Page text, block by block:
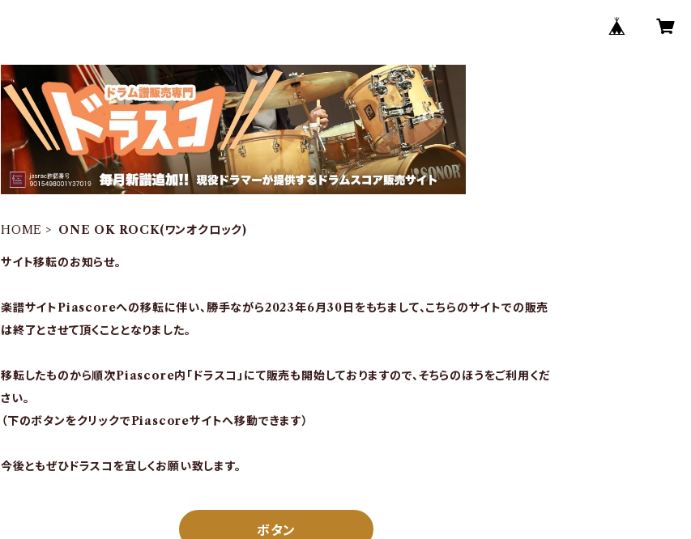
HOME ONE OK ROCK(ワンオクロック)
サイト移転のお知らせ。
楽譜サイトPiascoreへの移転に伴い、勝手ながら2023年6月30日をもちまして、こちらのサイトでの販売
は終了とさせて頂くこととなりました。
移転したものから順次Piascore内「ドラスコ」にて販売も開始しておりますので、そちらのほうをご利用くだ
さい。
（下のボタンをクリックでPiascoreサイトへ移動できます）
今後ともぜひドラスコを宜しくお願い致します。
ボタン